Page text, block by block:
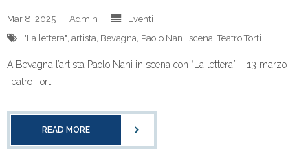
Mar 8, 2025 Admin
Eventi
"La lettera" artista Bevagna Paolo Nani scena ,Teatro Torti
A Bevagna l’artista Paolo Nani in scena con “La lettera” – 13 marzo
Teatro Torti
READ MORE